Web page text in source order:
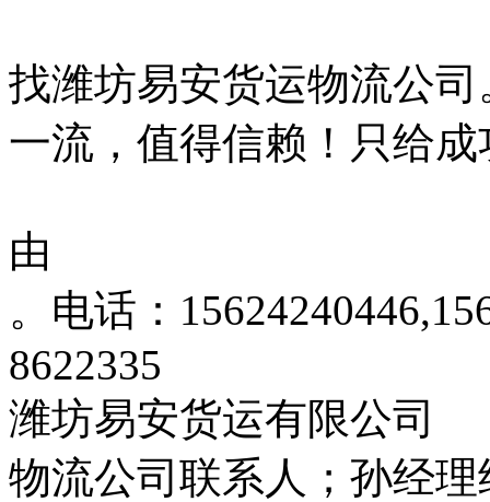
找潍坊易安货运物流公
一流，值得信赖！只给
由
。电话：
8622335
潍坊易安货运有限公司
物流公司联系人；孙经